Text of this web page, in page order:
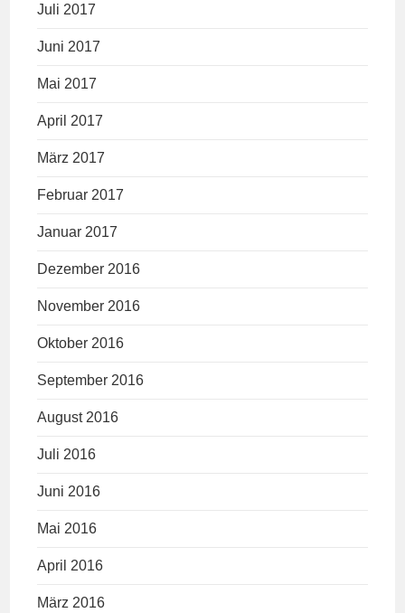
Juli 2017
Juni 2017
Mai 2017
April 2017
März 2017
Februar 2017
Januar 2017
Dezember 2016
November 2016
Oktober 2016
September 2016
August 2016
Juli 2016
Juni 2016
Mai 2016
April 2016
März 2016